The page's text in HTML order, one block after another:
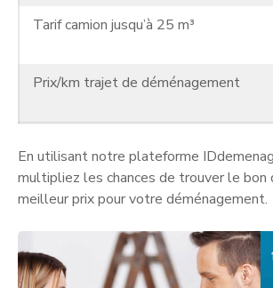
Tarif camion jusqu’à 25 m³
Prix/km trajet de déménagement
En utilisant notre plateforme
multipliez les chances de trouver le bon
meilleur prix pour votre déménagement.